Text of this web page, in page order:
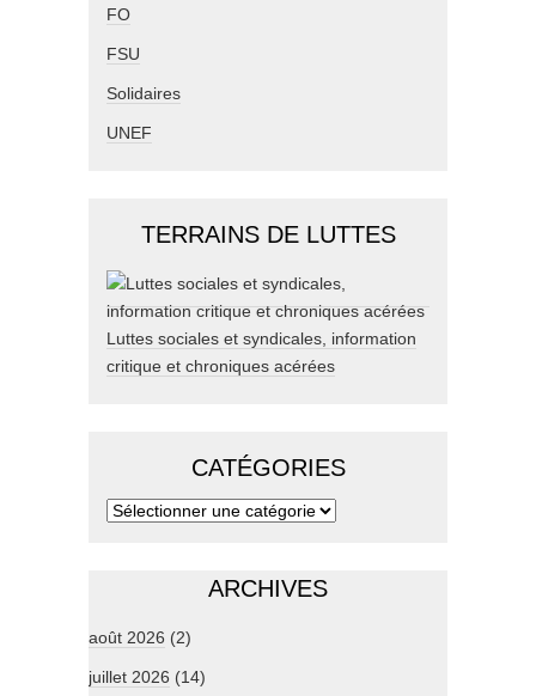
FO
FSU
Solidaires
UNEF
TERRAINS DE LUTTES
Luttes sociales et syndicales, information
critique et chroniques acérées
CATÉGORIES
ARCHIVES
août 2026 (2)
juillet 2026 (14)